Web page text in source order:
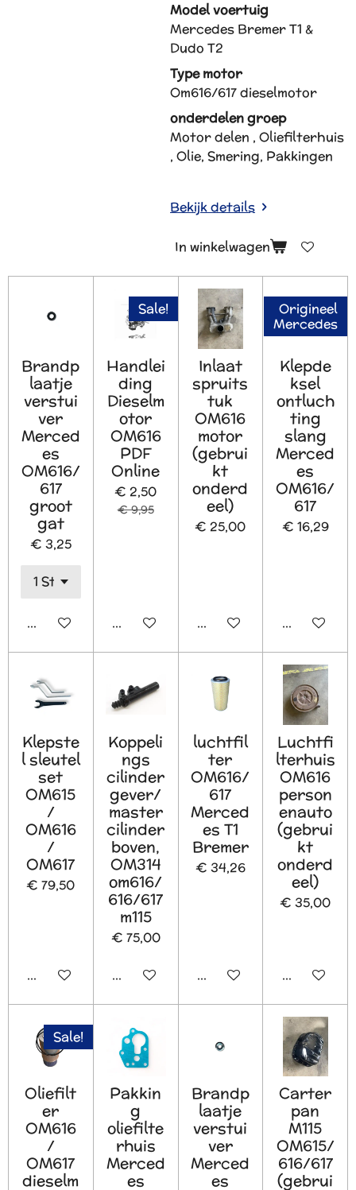
Model voertuig
Mercedes Bremer T1 &
Dudo T2
Type motor
Om616/617 dieselmotor
onderdelen groep
Motor delen , Oliefilterhuis
, Olie, Smering, Pakkingen
Bekijk details
In winkelwagen
Brandp
laatje
verstui
ver
Merced
es
OM616/
617
groot
gat
€ 3,25
In winkelwagen
Sale!
Handlei
ding
Dieselm
otor
OM616
PDF
Online
€ 2,50
€ 9,95
In winkelwagen
Inlaat
spruits
tuk
OM616
motor
(gebrui
kt
onderd
eel)
€ 25,00
In winkelwagen
Origineel
Mercedes
Klepde
ksel
ontluch
ting
slang
Merced
es
OM616/
617
€ 16,29
In
Klepste
l sleutel
set
OM615
/
OM616
/
OM617
€ 79,50
In winkelwagen
Koppeli
ngs
cilinder
gever/
master
cilinder
boven,
OM314
om616/
616/617
m115
€ 75,00
In winkelwagen
luchtfil
ter
OM616/
617
Merced
es T1
Bremer
€ 34,26
In winkelwagen
Luchtfi
lterhuis
OM616
person
enauto
(gebrui
kt
onderd
eel)
€ 35,00
In
Sale!
Oliefilt
er
OM616
/
OM617
dieselm
Pakkin
g
oliefilte
rhuis
Merced
es
Brandp
laatje
verstui
ver
Merced
es
Carter
pan
M115
OM615/
616/617
(gebrui